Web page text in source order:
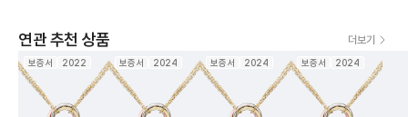
연관 추천 상품 더보기
보증서 2022 보증서 2024 보증서 2024 보증서 2024